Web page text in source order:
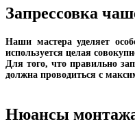
Запрессовка
Наши мастера уделяет
используется целая
Для того, что правильно
должна проводиться с
Нюансы